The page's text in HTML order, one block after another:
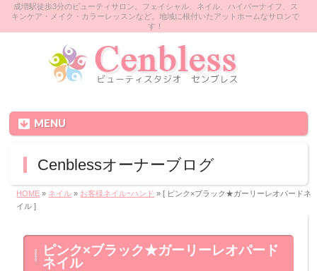
成増駅徒歩3分のビューティサロン。フェイシャル、ネイル、ハイパーナイフ、ス
キンケア・メイク・カラーレッスンなど。地域に根付いたアットホームなサロンで
す！
MENU
Cenblessオーナーブログ
HOME » ネイル » お客様ネイルｰハンド » [ ピンク×ブラック★ガーリーレオパードネ
イル ]
ピンク×ブラック★ガーリーレオパード
ネイル